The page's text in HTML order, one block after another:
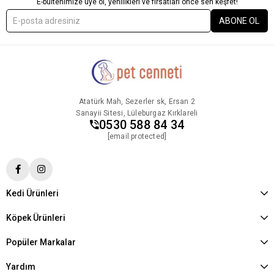
ABONE OL
Atatürk Mah, Sezerler sk, Ersan 2
Sanayii Sitesi, Lüleburgaz Kırklareli
0530 588 84 34
[email protected]
Kedi Ürünleri
Köpek Ürünleri
Popüler Markalar
Yardım